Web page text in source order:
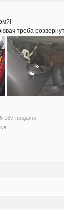
треба
16v-продано